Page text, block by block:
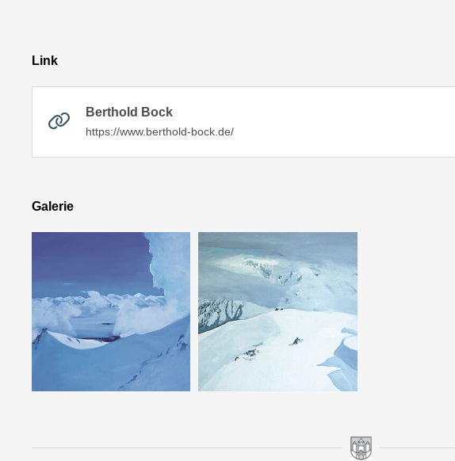
Link
Berthold Bock
https://www.berthold-bock.de/
Galerie